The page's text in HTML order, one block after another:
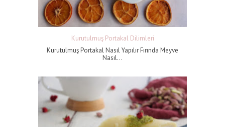
Kurutulmuş Portakal Dilimleri
Kurutulmuş Portakal Nasıl Yapılır Fırında Meyve
Nasıl...